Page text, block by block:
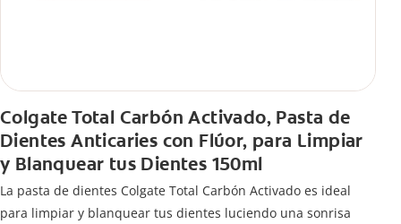
Colgate Total Carbón Activado, Pasta de
Dientes Anticaries con Flúor, para Limpiar
y Blanquear tus Dientes 150ml
La pasta de dientes Colgate Total Carbón Activado es ideal
para limpiar y blanquear tus dientes luciendo una sonrisa